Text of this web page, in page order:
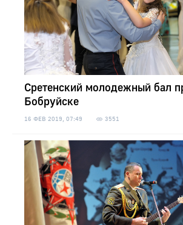
Сретенский молодежный бал
Бобруйске
16 ФЕВ 2019, 07:49 3551